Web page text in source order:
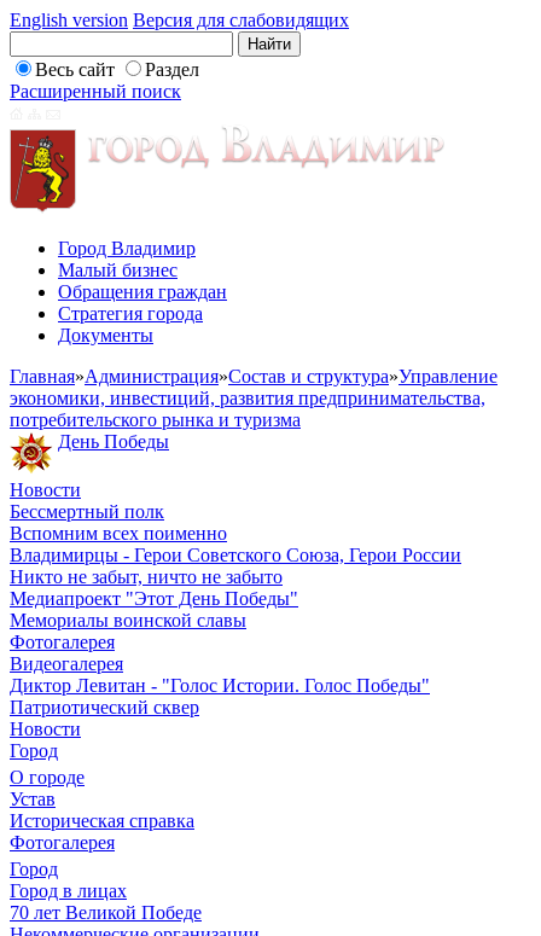
English version Версия для слабовидящих
Весь сайт
Раздел
Расширенный поиск
Город Владимир
Малый бизнес
Обращения граждан
Стратегия города
Документы
Главная»Администрация»Состав и структура»Управление
экономики, инвестиций, развития предпринимательства,
потребительского рынка и туризма
День Победы
Новости
Бессмертный полк
Вспомним всех поименно
Владимирцы - Герои Советского Союза, Герои России
Никто не забыт, ничто не забыто
Медиапроект "Этот День Победы"
Мемориалы воинской славы
Фотогалерея
Видеогалерея
Диктор Левитан - "Голос Истории. Голос Победы"
Патриотический сквер
Новости
Город
О городе
Устав
Историческая справка
Фотогалерея
Город
Город в лицах
70 лет Великой Победе